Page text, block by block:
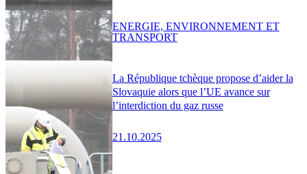
La République tchèque propose d’aider la
Slovaquie alors que l’UE avance sur
l’interdiction du gaz russe
21.10.2025
ENERGIE, ENVIRONNEMENT ET
TRANSPORT